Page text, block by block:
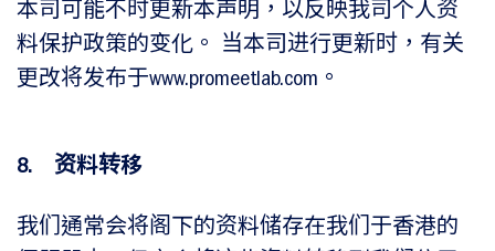
本司可能不时更新本声明，以反映我司个人资
料保护政策的变化。 当本司进行更新时，有关
更改将发布于www.promeetlab.com。
8. 资料转移
我们通常会将阁下的资料储存在我们于香港的